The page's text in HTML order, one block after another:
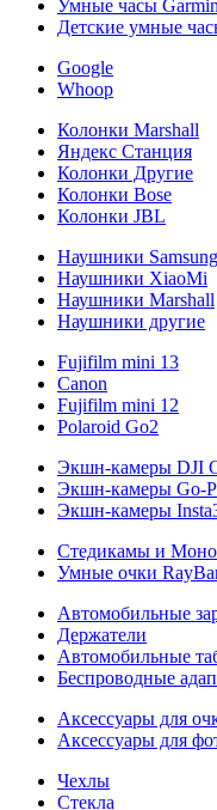
Умные часы Garmin
Детские умные
Google
Whoop
Колонки Marshall
Яндекс Станция
Колонки Другие
Колонки Bose
Колонки JBL
Наушники Samsung
Наушники XiaoMi
Наушники Marshall
Наушники другие
Fujifilm mini 13
Canon
Fujifilm mini 12
Polaroid Go2
Экшн-камеры DJI
Экшн-камеры Go-
Экшн-камеры
Стедикамы и
Умные очки
Автомобильные
Держатели
Автомобильные
Беспроводные
Аксессуары для
Аксессуары для
Чехлы
Стекла